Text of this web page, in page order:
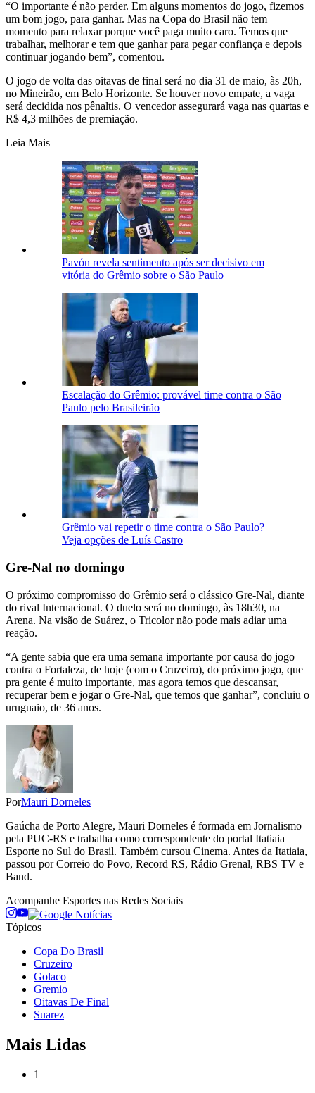
“O importante é não perder. Em alguns momentos do jogo, fizemos
um bom jogo, para ganhar. Mas na Copa do Brasil não tem
momento para relaxar porque você paga muito caro. Temos que
trabalhar, melhorar e tem que ganhar para pegar confiança e depois
continuar jogando bem”, comentou.
O jogo de volta das oitavas de final será no dia 31 de maio, às 20h,
no Mineirão, em Belo Horizonte. Se houver novo empate, a vaga
será decidida nos pênaltis. O vencedor assegurará vaga nas quartas e
R$ 4,3 milhões de premiação.
Leia Mais
Pavón revela sentimento após ser decisivo em
vitória do Grêmio sobre o São Paulo
Escalação do Grêmio: provável time contra o São
Paulo pelo Brasileirão
Grêmio vai repetir o time contra o São Paulo?
Veja opções de Luís Castro
Gre-Nal no domingo
O próximo compromisso do Grêmio será o clássico Gre-Nal, diante
do rival Internacional. O duelo será no domingo, às 18h30, na
Arena. Na visão de Suárez, o Tricolor não pode mais adiar uma
reação.
“A gente sabia que era uma semana importante por causa do jogo
contra o Fortaleza, de hoje (com o Cruzeiro), do próximo jogo, que
pra gente é muito importante, mas agora temos que descansar,
recuperar bem e jogar o Gre-Nal, que temos que ganhar”, concluiu o
uruguaio, de 36 anos.
PorMauri Dorneles
Gaúcha de Porto Alegre, Mauri Dorneles é formada em Jornalismo
pela PUC-RS e trabalha como correspondente do portal Itatiaia
Esporte no Sul do Brasil. Também cursou Cinema. Antes da Itatiaia,
passou por Correio do Povo, Record RS, Rádio Grenal, RBS TV e
Band.
Acompanhe Esportes nas Redes Sociais
Tópicos
Copa Do Brasil
Cruzeiro
Golaco
Gremio
Oitavas De Final
Suarez
Mais Lidas
1